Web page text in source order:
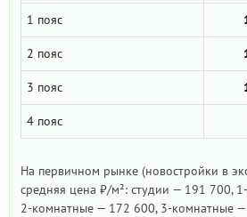
1 пояс
2 пояс
3 пояс
4 пояс
На первичном рынке (новостройки в
средняя цена ₽/м²: студии — 191 700,
2-комнатные — 172 600, 3-комнатные